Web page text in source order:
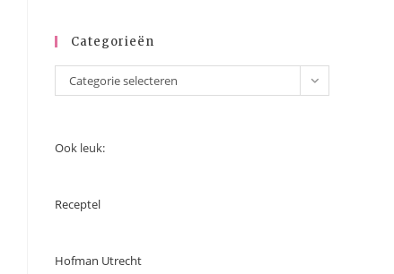
Categorieën
Categorieën
Categorie selecteren
Ook leuk:
Receptel
Hofman Utrecht